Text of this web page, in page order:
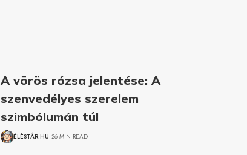
A vörös rózsa jelentése: A
szenvedélyes szerelem
szimbólumán túl
ÉLÉSTÁR.HU 26 MIN READ